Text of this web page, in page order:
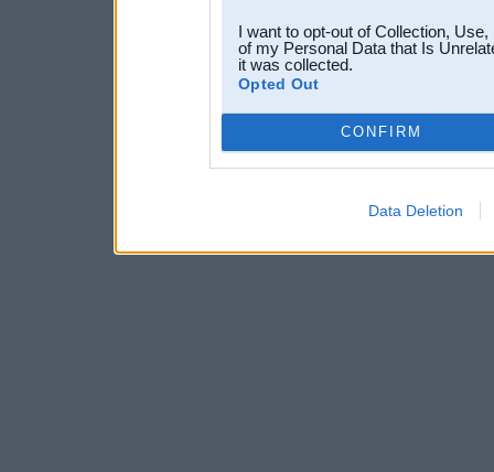
I want to opt-out of Collection,
of my Personal Data that Is
it was collected.
Opted Out
CONFIRM
Data Deletion